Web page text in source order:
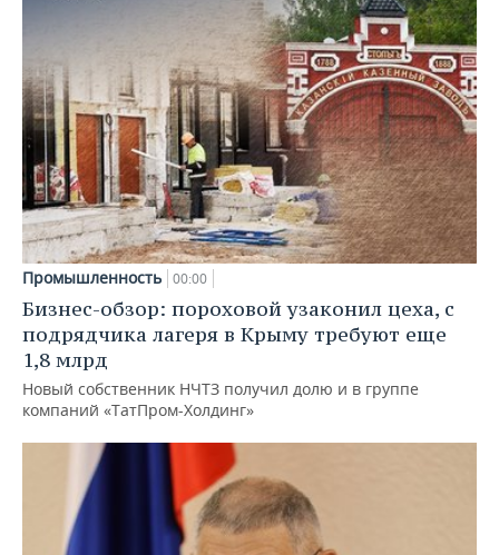
Промышленность 00:00
Бизнес-обзор: пороховой узаконил цеха, с
подрядчика лагеря в Крыму требуют еще
1,8 млрд
Новый собственник НЧТЗ получил долю и в группе
компаний «ТатПром-Холдинг»